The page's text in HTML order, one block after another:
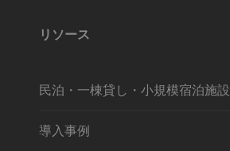
リソース
民泊・一棟貸し・小規模宿泊施設
導入事例